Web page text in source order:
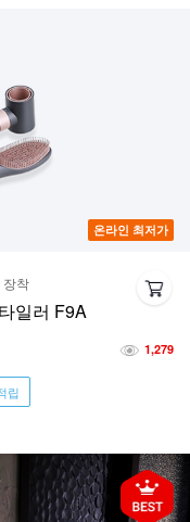
온라인 최저가
장착
일러 F9A
1,279
립